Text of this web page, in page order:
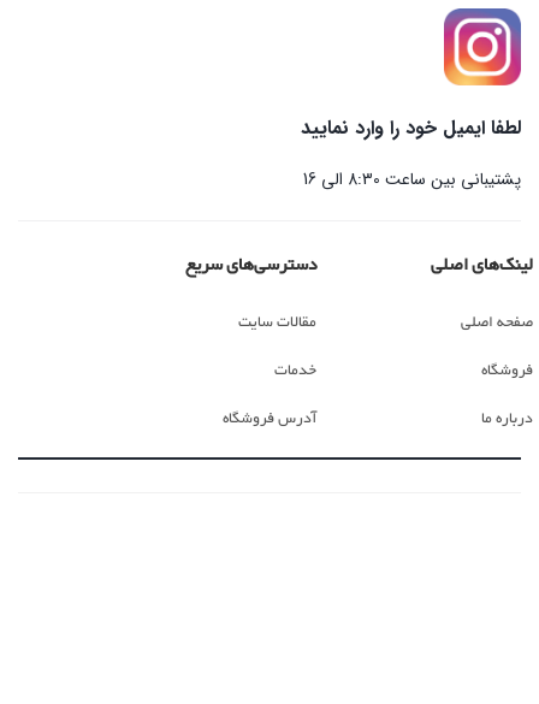
لطفا ایمیل خود را وارد نمایید
پشتیبانی بین ساعت 8:30 الی 16
لینک‌های اصلی
صفحه اصلی
فروشگاه
درباره ما
دسترسی‌های سریع
مقالات سایت
خدمات
آدرس فروشگاه